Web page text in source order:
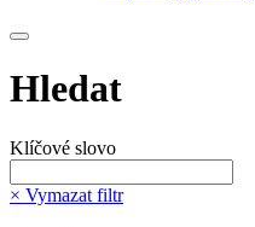
Hledat
Klíčové slovo
× Vymazat filtr